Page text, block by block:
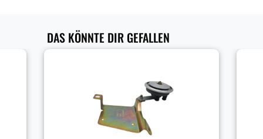
DAS KÖNNTE DIR GEFALLEN